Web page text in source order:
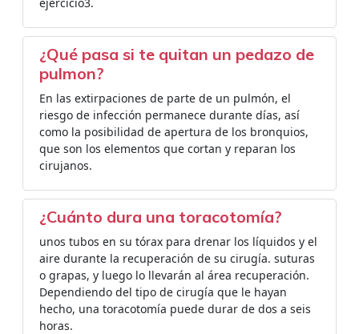
¿Qué pasa si te quitan un pedazo de
pulmon?
En las extirpaciones de parte de un pulmón, el
riesgo de infección permanece durante días, así
como la posibilidad de apertura de los bronquios,
que son los elementos que cortan y reparan los
cirujanos.
¿Cuánto dura una toracotomía?
unos tubos en su tórax para drenar los líquidos y el
aire durante la recuperación de su cirugía. suturas
o grapas, y luego lo llevarán al área recuperación.
Dependiendo del tipo de cirugía que le hayan
hecho, una toracotomía puede durar de dos a seis
horas.